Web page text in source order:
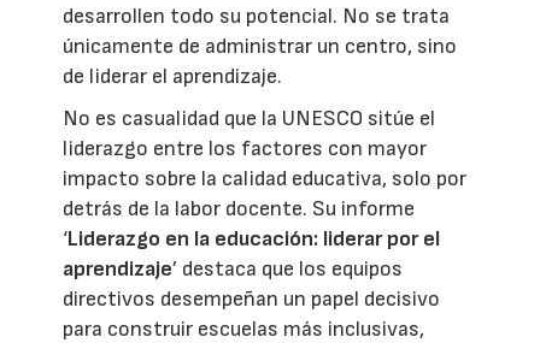
desarrollen todo su potencial. No se trata
únicamente de administrar un centro, sino
de liderar el aprendizaje.
No es casualidad que la UNESCO sitúe el
liderazgo entre los factores con mayor
impacto sobre la calidad educativa, solo por
detrás de la labor docente. Su informe
‘Liderazgo en la educación: liderar por el
aprendizaje’ destaca que los equipos
directivos desempeñan un papel decisivo
para construir escuelas más inclusivas,